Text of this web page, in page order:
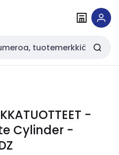
-
Cylinder -